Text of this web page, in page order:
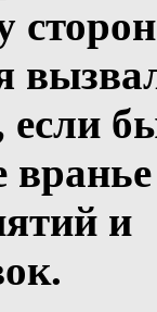
если
и